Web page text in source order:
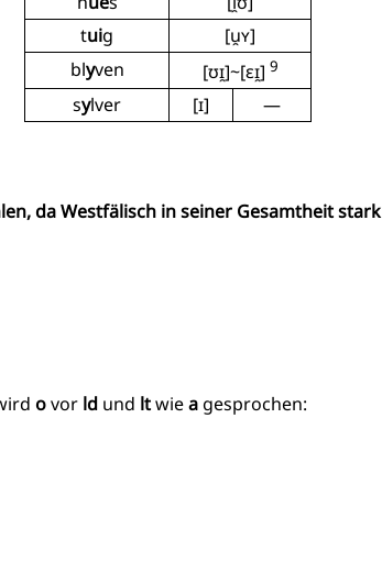
tuig
[u̯ʏ]
blyven [ʊɪ̯]~[ɛɪ̯] 9
sylver [ɪ] —
da Westfälisch in seiner Gesamtheit stark
ovor ld und ltwiea gesprochen: